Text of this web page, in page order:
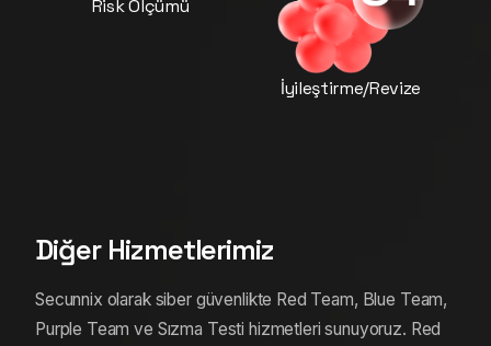
Risk Ölçümü
İyileştirme/Revize
Diğer Hizmetlerimiz
Secunnix olarak siber güvenlikte Red Team, Blue Team,
Purple Team ve Sızma Testi hizmetleri sunuyoruz. Red